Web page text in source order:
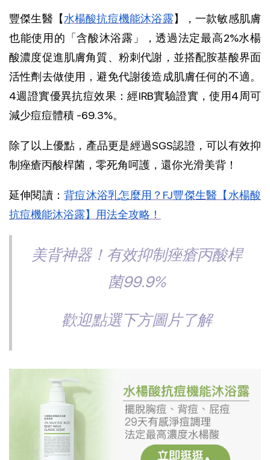
豐傑生醫【水楊酸抗痘機能沐浴露】，一款敏感肌膚
也能使用的「含酸沐浴露」，透過法定最高2%水楊
酸濃度促進肌膚角質、粉刺代謝，並搭配胺基酸界面
活性劑去做使用，避免代謝後造成肌膚任何的不適。
4週證實優異抗痘效果：經IRB實驗證實，使用4周可
減少痘痘體積 -69.3%。
除了以上優點，產品更是經過SGS認證，可以有效抑
制痤瘡丙酸桿菌，零死角呵護，還你光滑美背！
延伸閱讀：背痘沐浴乳怎麼用？FJ豐傑生醫【水楊酸
抗痘機能沐浴露】用法全攻略！
美背神器！有效抑制痤瘡丙酸桿
菌99.9%
歡迎點選下方圖片了解